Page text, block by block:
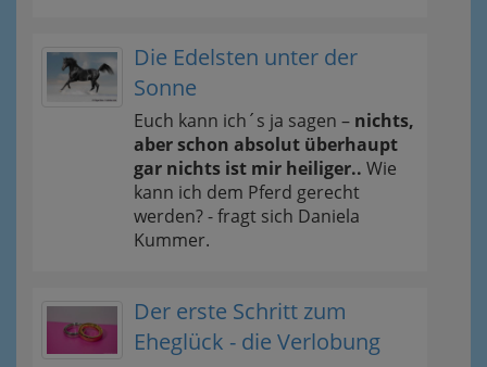
Die Edelsten unter der
Sonne
Euch kann ich´s ja sagen – nichts,
aber schon absolut überhaupt
gar nichts ist mir heiliger.. Wie
kann ich dem Pferd gerecht
werden? - fragt sich Daniela
Kummer.
Der erste Schritt zum
Eheglück - die Verlobung